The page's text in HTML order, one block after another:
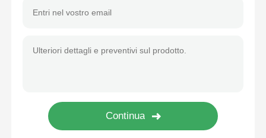
Imbroglio della moto